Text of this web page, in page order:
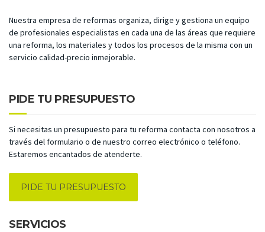
Nuestra empresa de reformas organiza, dirige y gestiona un equipo
de profesionales especialistas en cada una de las áreas que requiere
una reforma, los materiales y todos los procesos de la misma con un
servicio calidad-precio inmejorable.
PIDE TU PRESUPUESTO
Si necesitas un presupuesto para tu reforma contacta con nosotros a
través del formulario o de nuestro correo electrónico o teléfono.
Estaremos encantados de atenderte.
PIDE TU PRESUPUESTO
SERVICIOS